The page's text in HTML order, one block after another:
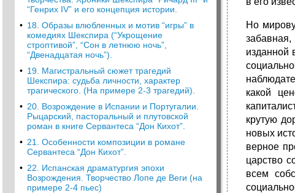
“Генрих IV” и его концепция истории.
• 18. Образы влюбленных и мотив “игры” в
комедиях Шекспира (“Укрощение
строптивой”, “Сон в летнюю ночь”,
“Двенадцатая ночь”).
• 19. Магистральный сюжет трагедий
Шекспира: судьба личности, характер
трагического. (На примере 2-3 трагедий).
• 20. Возрождение в Испании и Португалии.
Рыцарский, пасторальный и плутовской
роман в книге Сервантеса “Дон Кихот”.
• 21. Особенности композиции в романе
Сервантеса “Дон Кихот”.
• 22. Испанская драматургия эпохи
Возрождения. Творчество Лопе де Веги (на
примере 2-4 пьес)
Но
изданной
какой
крутую
новых
верное
царство
всем